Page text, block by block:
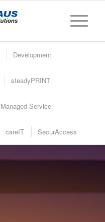
Development
steadyPRINT
Managed Service
careIT SecurAccess